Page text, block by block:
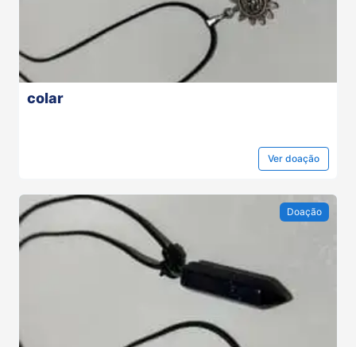
colar
Ver doação
Doação